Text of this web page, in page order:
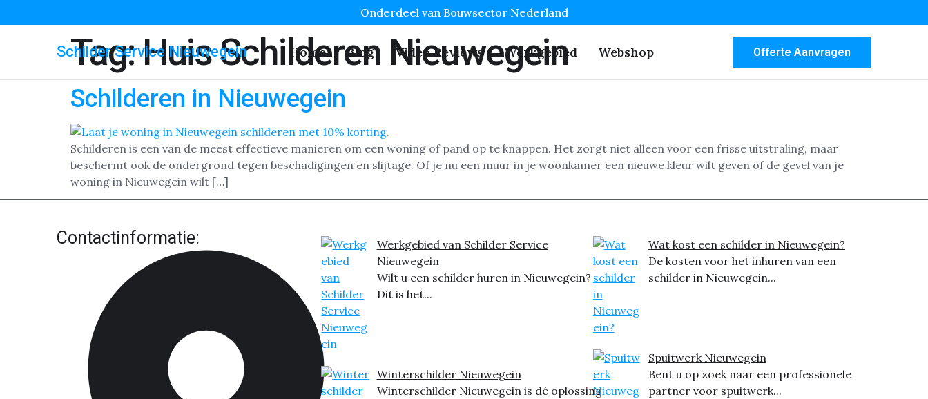
Onderdeel van Bouwsector Nederland
Schilder Service Nieuwegein Home Blog Video Reviews Werkgebied Webshop Offerte Aanvragen
Tag:Huis Schilderen Nieuwegein
Schilderen in Nieuwegein
Schilderen is een van de meest effectieve manieren om een woning of pand op te knappen. Het zorgt niet alleen voor een frisse uitstraling, maar
beschermt ook de ondergrond tegen beschadigingen en slijtage. Of je nu een muur in je woonkamer een nieuwe kleur wilt geven of de gevel van je
woning in Nieuwegein wilt […]
Contactinformatie:
Werkgebied van Schilder Service
Nieuwegein
Wilt u een schilder huren in Nieuwegein?
Dit is het...
Winterschilder Nieuwegein
Winterschilder Nieuwegein is dé oplossing
Wat kost een schilder in Nieuwegein?
De kosten voor het inhuren van een
schilder in Nieuwegein...
Spuitwerk Nieuwegein
Bent u op zoek naar een professionele
partner voor spuitwerk...